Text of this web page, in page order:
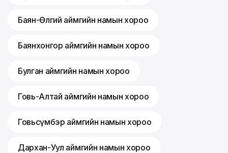
Баян-Өлгий аймгийн намын хороо
Баянхонгор аймгийн намын хороо
Булган аймгийн намын хороо
Говь-Алтай аймгийн намын хороо
Говьсүмбэр аймгийн намын хороо
Дархан-Уул аймгийн намын хороо